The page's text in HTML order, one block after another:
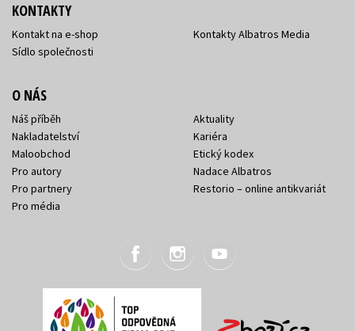
KONTAKTY
Kontakt na e-shop
Sídlo společnosti
Kontakty Albatros Media
O NÁS
Náš příběh
Nakladatelství
Maloobchod
Pro autory
Pro partnery
Pro média
Aktuality
Kariéra
Etický kodex
Nadace Albatros
Restorio – online antikvariát